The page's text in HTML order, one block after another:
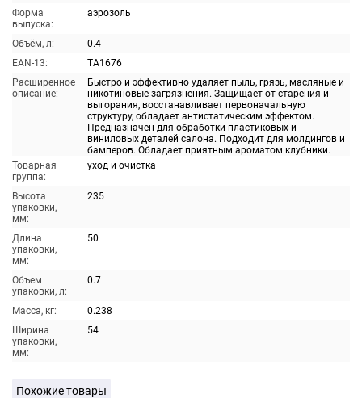
Форма
выпуска:
аэрозоль
Объём, л:
0.4
EAN-13:
TA1676
Расширенное
описание:
Быстро и эффективно удаляет пыль, грязь, масляные и
никотиновые загрязнения. Защищает от старения и
выгорания, восстанавливает первоначальную
структуру, обладает антистатическим эффектом.
Предназначен для обработки пластиковых и
виниловых деталей салона. Подходит для молдингов и
бамперов. Обладает приятным ароматом клубники.
Товарная
группа:
уход и очистка
Высота
упаковки,
мм:
235
Длина
упаковки,
мм:
50
Объем
упаковки, л:
0.7
Масса, кг:
0.238
Ширина
упаковки,
мм:
54
Похожие товары